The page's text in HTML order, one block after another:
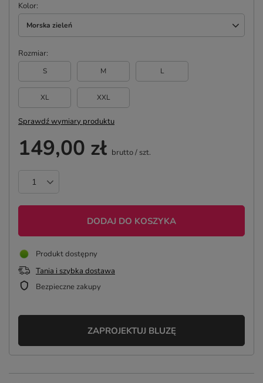
Kolor
Morska zieleń
Rozmiar
S M L
XL XXL
Sprawdź wymiary produktu
149,00 zł brutto/ szt.
DODAJ DO KOSZYKA
Produkt dostępny
Tania i szybka dostawa
Bezpieczne zakupy
ZAPROJEKTUJ BLUZĘ